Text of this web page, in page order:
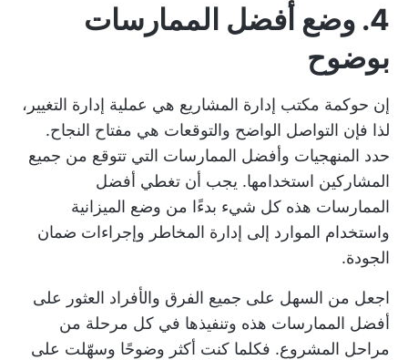
4. وضع أفضل الممارسات
بوضوح
إن حوكمة مكتب إدارة المشاريع هي عملية إدارة التغيير،
لذا فإن التواصل الواضح والتوقعات هي مفتاح النجاح.
حدد المنهجيات وأفضل الممارسات التي تتوقع من جميع
المشاركين استخدامها. يجب أن تغطي أفضل
الممارسات هذه كل شيء بدءًا من وضع الميزانية
واستخدام الموارد إلى إدارة المخاطر وإجراءات ضمان
الجودة.
اجعل من السهل على جميع الفرق والأفراد العثور على
أفضل الممارسات هذه وتنفيذها في كل مرحلة من
مراحل المشروع. فكلما كنت أكثر وضوحًا وسهّلت على